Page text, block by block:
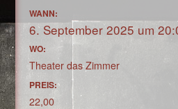
WANN:
6. September 2025 um
WO:
Theater das Zimmer
PREIS:
22,00